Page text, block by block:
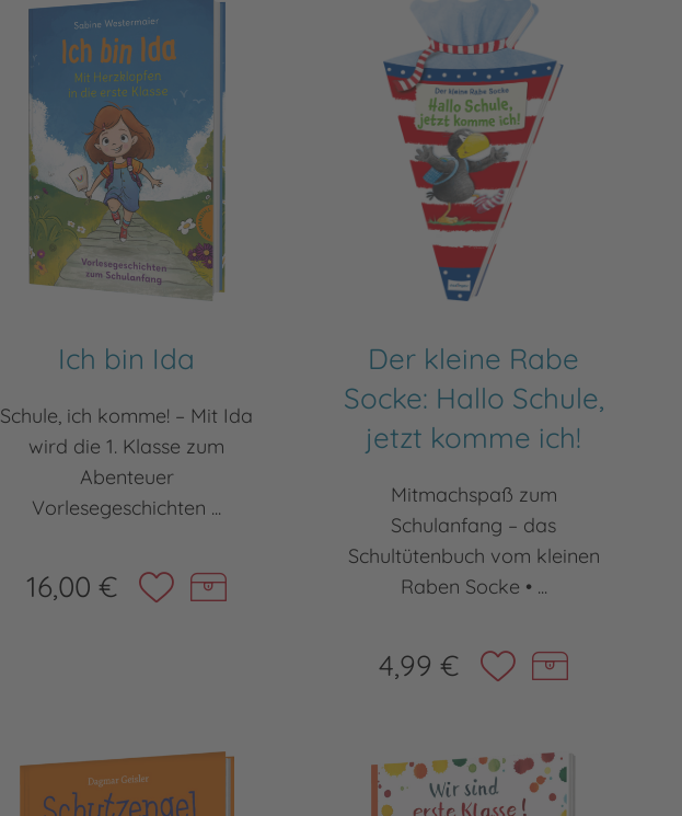
Ich bin Ida
Schule, ich komme! – Mit Ida
wird die 1. Klasse zum
Abenteuer
Vorlesegeschichten ...
16,00 €
Der kleine Rabe
Socke: Hallo Schule,
jetzt komme ich!
Mitmachspaß zum
Schulanfang – das
Schultütenbuch vom kleinen
Raben Socke • ...
4,99 €